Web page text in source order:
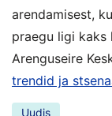
arendamisest,
praegu ligi kaks
Arenguseire
trendid ja
Uudis